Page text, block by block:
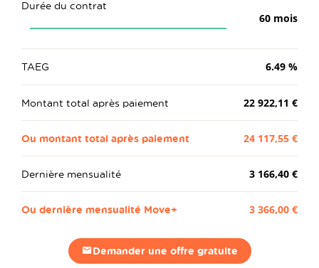
Durée du contrat
60 mois
TAEG 6.49 %
Montant total après paiement 22 922,11 €
Ou montant total après paiement 24 117,55 €
Dernière mensualité 3 166,40 €
Ou dernière mensualité Move+ 3 366,00 €
Demander une offre gratuite